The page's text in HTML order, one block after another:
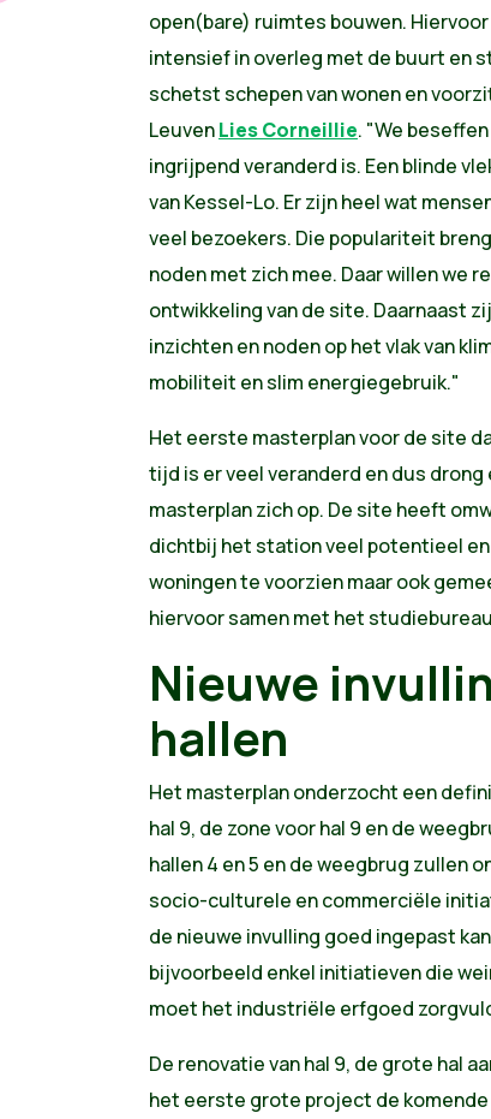
open(bare) ruimtes bouwen.
intensief in overleg met de buurt en
schetst schepen van wonen en
LeuvenLies Corneillie. "We
ingrijpend veranderd is. Een blinde
van Kessel-Lo. Er zijn heel wat
veel bezoekers. Die populariteit
noden met zich mee. Daar willen we
ontwikkeling van de site. Daarnaast
inzichten en noden op het vlak van
mobiliteit en slim energiegebruik."
Het eerste masterplan voor de site
tijd is er veel veranderd en dus
masterplan zich op. De site heeft
dichtbij het station veel potentieel en
woningen te voorzien maar ook
hiervoor samen met het
Nieuwe
hallen
Het masterplan onderzocht een
hal 9, de zone voor hal 9 en de
hallen 4 en 5 en de weegbrug zullen
socio-culturele en commerciële
de nieuwe invulling goed ingepast
bijvoorbeeld enkel initiatieven die
moet het industriële erfgoed
De renovatie van hal 9, de grote hal
het eerste grote project de komende